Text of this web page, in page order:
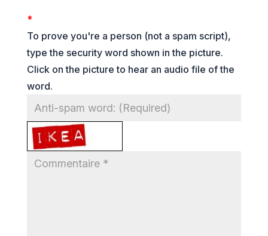
*
To prove you're a person (not a spam script),
type the security word shown in the picture.
Click on the picture to hear an audio file of the
word.